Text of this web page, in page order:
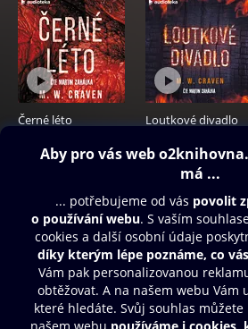
Černé léto
399 Kč
Loutkové divadlo
Obsah ke stažení
Moje O2 Knihovna
Další zábava